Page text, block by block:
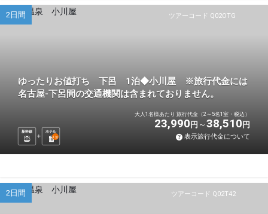
ツアーコード Q02OTG
2日間
ゆったりお値打ち 下呂 1泊◆小川屋 ※旅行代金には
名古屋-下呂間の交通機関は含まれておりません。
新幹線
ホテル
1 泊
大人1名様あたり 旅行代金（2～5名1室・税込）
23,990 円 38,510 円
表示旅行代金について
ツアーコード Q02T42
2日間